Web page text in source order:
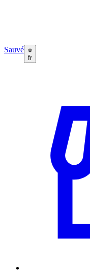
Sauvé
fr